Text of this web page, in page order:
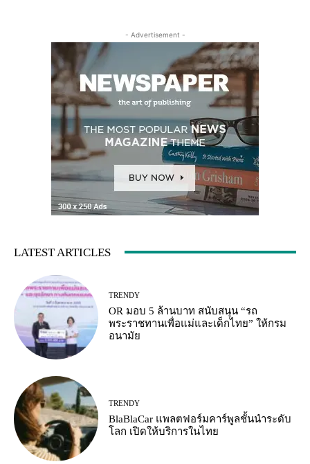
- Advertisement -
LATEST ARTICLES
TRENDY
OR มอบ 5 ล้านบาท สนับสนุน “รถ
พระราชทานเพื่อแม่และเด็กไทย” ให้กรม
อนามัย
TRENDY
BlaBlaCar แพลตฟอร์มคาร์พูลชั้นนำระดับ
โลก เปิดให้บริการในไทย